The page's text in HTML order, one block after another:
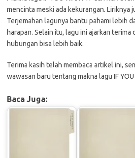
mencinta meski ada kekurangan. Liriknya
Terjemahan lagunya bantu pahami lebih
harapan. Selain itu, lagu ini ajarkan terima
hubungan bisa lebih baik.
Terima kasih telah membaca artikel ini,
wawasan baru tentang makna lagu IF YOU
Baca Juga: